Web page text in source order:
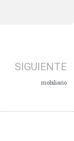
SIGUIENTE
mobiliario